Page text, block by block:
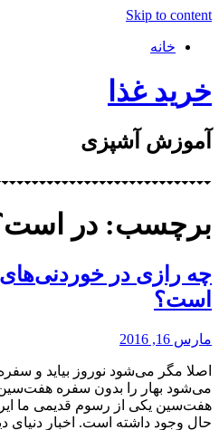
Skip to content
خانه
خرید غذا
آموزش آشپزی
برچسب: در
چه رازی در
است؟
مارس 16, 2016
اصلا مگر می‌شود نوروز بیاید و
می‌شود بهار را بدون سفره
هفت‌سین یکی از رسوم قدیمی ما
حال وجود داشته است. اخبار دنیای